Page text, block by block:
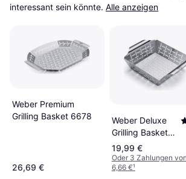
interessant sein könnte. Alle anzeigen
Weber Premium
Grilling Basket 6678
26,69 €
Weber Deluxe
Grilling Basket
6481
19,99 €
Oder 3 Zahlungen von
6,66 €¹